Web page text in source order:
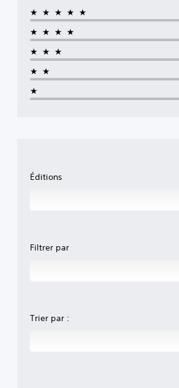
★★★★★
★★★★
★★★
★★
★
Éditions
Filtrer par
Trier par :